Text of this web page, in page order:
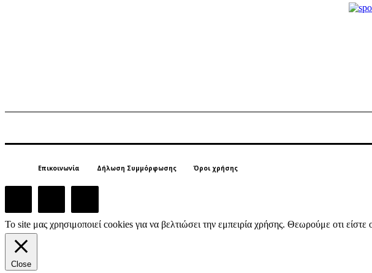
Επικοινωνία Δήλωση Συμμόρφωσης Όροι χρήσης
Το site μας χρησιμοποιεί cookies για να βελτιώσει την εμπειρία χρήσης. Θεωρούμε οτι
Close